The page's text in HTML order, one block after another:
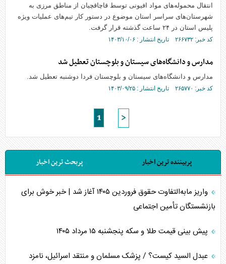
انتقال محموله‌های مواد افیونی توسط قاچاقچیان از مناطق مرزی به
شهرستان‌های سراسر استان موضوع در دستور کار تیم‌های عملیات ویژه
پلیس استان در ۲۴ ساعت گذشته قرار گرفت.
کد خبر: ۲۶۶۷۳۲ تاریخ انتشار : ۱۴۰۳/۱۰/۰۶
مدارس و دانشگاه‌های سیستان و بلوچستان تعطیل شد
مدارس و دانشگاه‌های سیستان و بلوچستان فردا دوشنبه تعطیل شد.
کد خبر: ۲۶۵۷۷۰ تاریخ انتشار : ۱۴۰۳/۰۹/۲۵
1 >
پربیننده ترین اخبار پربحث ترین اخبار
واریز مابه‌التفاوت حقوق فروردین ۱۴۰۵ آغاز شد | خبر خوش برای
بازنشستگان تأمین اجتماعی
پیش بینی قیمت طلا و سکه پنجشنبه ۱۵ مرداد ۱۴۰۵
عبدل السید کیست؟ / پزشک مسلمان و منتقد اسرائیل، نامزد